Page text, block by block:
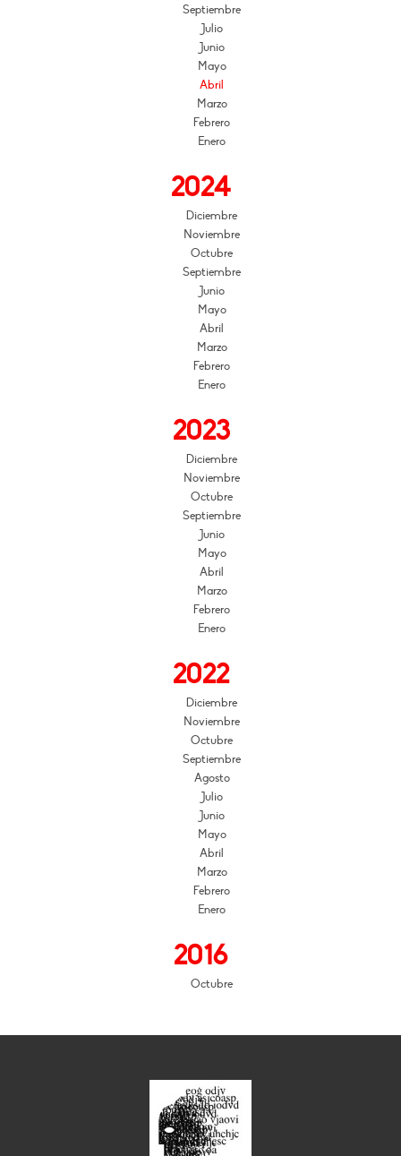
Septiembre
Julio
Junio
Mayo
Abril
Marzo
Febrero
Enero
2024
Diciembre
Noviembre
Octubre
Septiembre
Junio
Mayo
Abril
Marzo
Febrero
Enero
2023
Diciembre
Noviembre
Octubre
Septiembre
Junio
Mayo
Abril
Marzo
Febrero
Enero
2022
Diciembre
Noviembre
Octubre
Septiembre
Agosto
Julio
Junio
Mayo
Abril
Marzo
Febrero
Enero
2016
Octubre